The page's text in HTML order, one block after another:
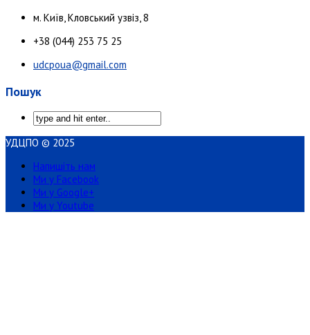
м. Київ, Кловський узвіз, 8
+38 (044) 253 75 25
udcpoua@gmail.com
Пошук
УДЦПО © 2025
Напишіть нам
Ми у Facebook
Ми у Google+
Ми у Youtube